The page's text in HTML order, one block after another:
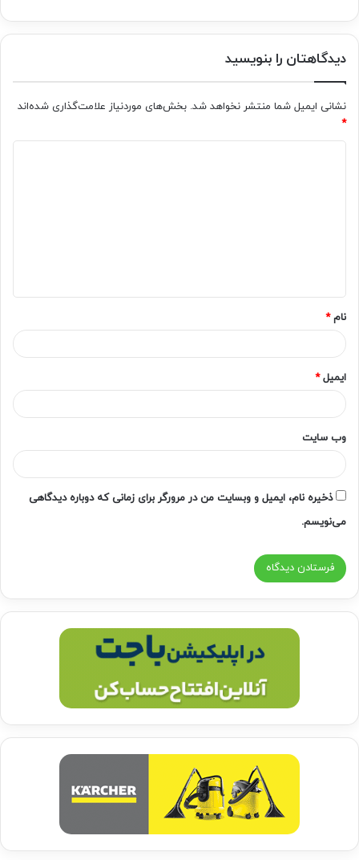
دیدگاهتان را بنویسید
نشانی ایمیل شما منتشر نخواهد شد. بخش‌های موردنیاز علامت‌گذاری شده‌اند
*
*
نام*
ایمیل*
وب‌ سایت
ذخیره نام، ایمیل و وبسایت من در مرورگر برای زمانی که دوباره دیدگاهی
می‌نویسم.